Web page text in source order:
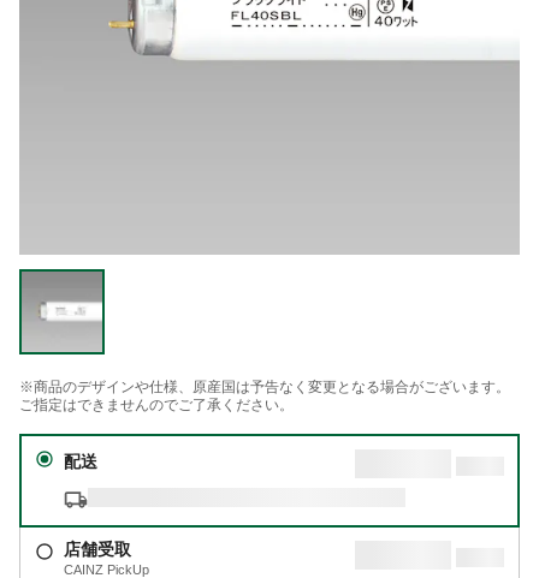
※商品のデザインや仕様、原産国は予告なく変更となる場合がございます。
ご指定はできませんのでご了承ください。
配送
店舗受取
CAINZ PickUp